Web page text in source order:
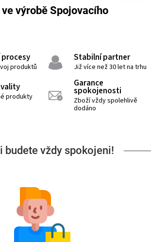
výrobě Spojovacího
produktů
Stabilní partner
Již více než 30 let na trhu
produkty
Garance
spokojenosti
Zboží vždy spolehlivě
dodáno
budete vždy spokojeni!